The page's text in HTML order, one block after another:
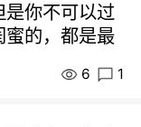
是你不可以过
蜜的，都是最
6 1